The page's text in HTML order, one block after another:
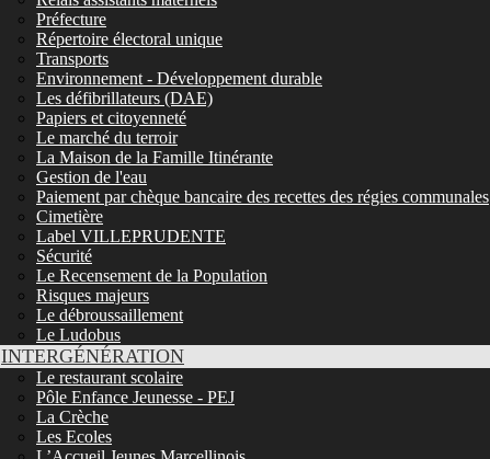
Préfecture
Répertoire électoral unique
Transports
Environnement - Développement durable
Les défibrillateurs (DAE)
Papiers et citoyenneté
Le marché du terroir
La Maison de la Famille Itinérante
Gestion de l'eau
Paiement par chèque bancaire des recettes des régies communales
Cimetière
Label VILLEPRUDENTE
Sécurité
Le Recensement de la Population
Risques majeurs
Le débroussaillement
Le Ludobus
INTERGÉNÉRATION
Le restaurant scolaire
Pôle Enfance Jeunesse - PEJ
La Crèche
Les Ecoles